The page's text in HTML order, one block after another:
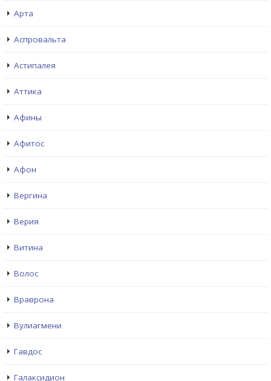
Арта
Аспровальта
Астипалея
Аттика
Афины
Афитос
Афон
Вергина
Верия
Витина
Волос
Враврона
Вулиагмени
Гавдос
Галаксидион